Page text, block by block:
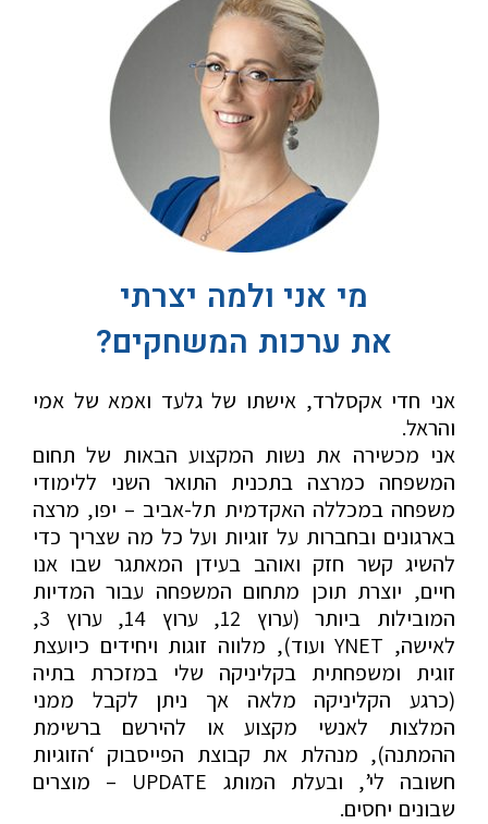
מי אני ולמה יצרתי
את ערכות המשחקים?
אני חדי אקסלרד, אישתו של גלעד ואמא של אמי
והראל.
אני מכשירה את נשות המקצוע הבאות של תחום
המשפחה כמרצה בתכנית התואר השני ללימודי
משפחה במכללה האקדמית תל-אביב – יפו, מרצה
בארגונים ובחברות על זוגיות ועל כל מה שצריך כדי
להשיג קשר חזק ואוהב בעידן המאתגר שבו אנו
חיים, יוצרת תוכן מתחום המשפחה עבור המדיות
המובילות ביותר (ערוץ 12, ערוץ 14, ערוץ 3,
לאישה, YNET ועוד), מלווה זוגות ויחידים כיועצת
זוגית ומשפחתית בקליניקה שלי במזכרת בתיה
(כרגע הקליניקה מלאה אך ניתן לקבל ממני
המלצות לאנשי מקצוע או להירשם ברשימת
ההמתנה), מנהלת את קבוצת הפייסבוק ‘הזוגיות
חשובה לי’, ובעלת המותג UPDATE – מוצרים
שבונים יחסים.